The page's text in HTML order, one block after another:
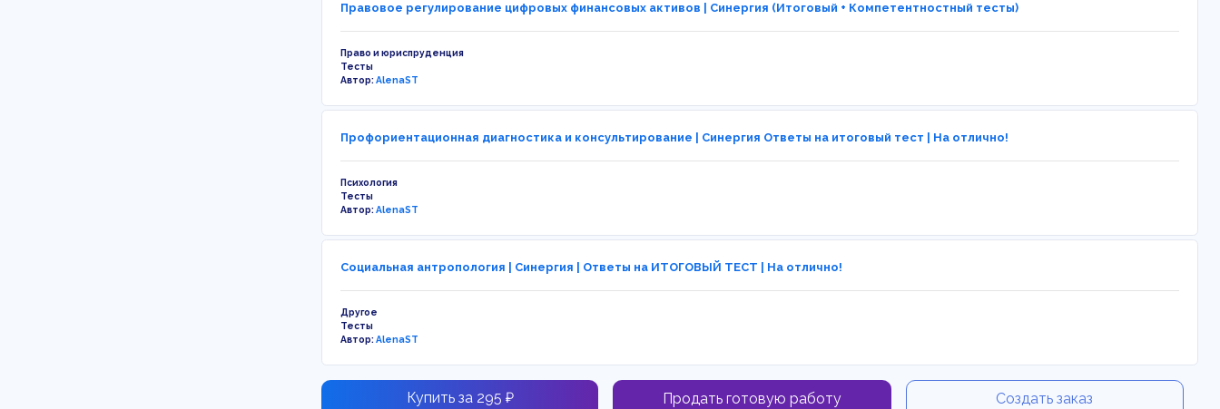
Правовое регулирование цифровых финансовых активов | Синергия (Итоговый + Компетентностный тесты)
Право и юриспруденция
Тесты
Автор:AlenaST
Профориентационная диагностика и консультирование | Синергия Ответы на итоговый тест | На отлично!
Психология
Тесты
Автор:AlenaST
Социальная антропология | Синергия | Ответы на ИТОГОВЫЙ ТЕСТ | На отлично!
Другое
Тесты
Автор:AlenaST
Купить за 295 ₽ Продать готовую работу Создать заказ